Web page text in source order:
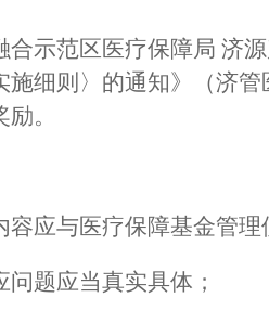
合示范区医疗保障局 济
施细则〉的通知》（济
。
容应与医疗保障基金管
问题应当真实具体；